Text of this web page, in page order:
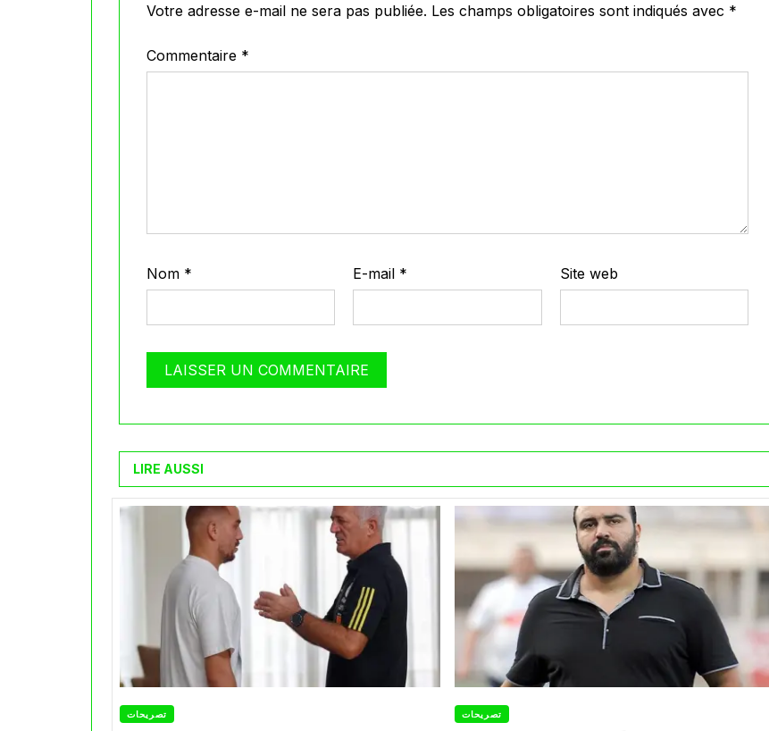
Votre adresse e-mail ne sera pas publiée. Les champs obligatoires sont indiqués avec *
Commentaire *
Nom * E-mail * Site web
LIRE AUSSI
تصريحات تصريحات